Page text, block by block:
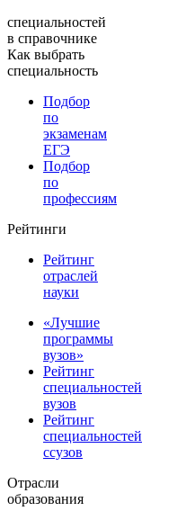
специальностей
в справочнике
Как выбрать
специальность
Подбор
по
экзаменам
ЕГЭ
Подбор
по
профессиям
Рейтинги
Рейтинг
отраслей
науки
«Лучшие
программы
вузов»
Рейтинг
специальностей
вузов
Рейтинг
специальностей
ссузов
Отрасли
образования